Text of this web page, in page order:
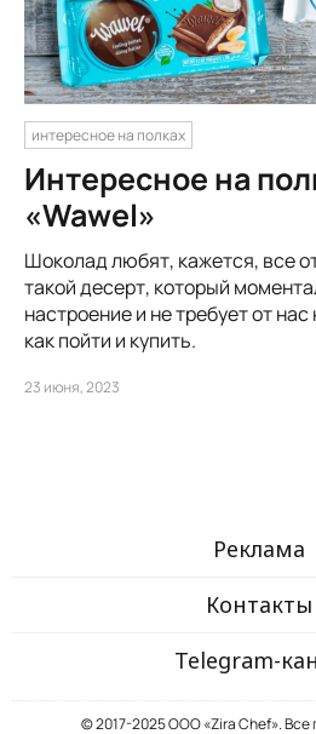
интересное на полках
Интересное на
«Wawel»
Шоколад любят, кажется, все
такой десерт, который
настроение и не требует от
как пойти и купить.
23 июня, 2023
Реклама
Контакты
Telegram-
© 2017-2025 ООО «Zira Chef».